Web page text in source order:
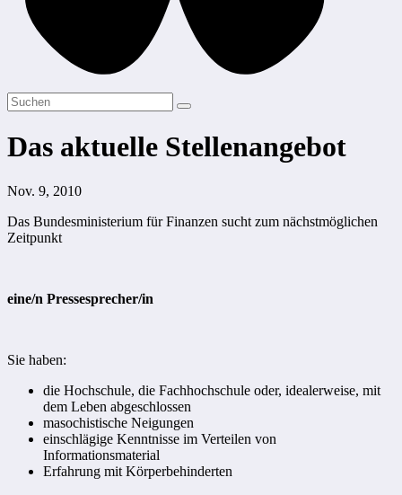
Das aktuelle Stellenangebot
Nov. 9, 2010
Das Bundesministerium für Finanzen sucht zum nächstmöglichen
Zeitpunkt
eine/n Pressesprecher/in
Sie haben:
die Hochschule, die Fachhochschule oder, idealerweise, mit
dem Leben abgeschlossen
masochistische Neigungen
einschlägige Kenntnisse im Verteilen von
Informationsmaterial
Erfahrung mit Körperbehinderten